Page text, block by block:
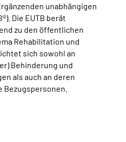
unabhängigen
Die EUTB berät
zu den öffentlichen
Rehabilitation und
sich sowohl an
Behinderung und
als auch an deren